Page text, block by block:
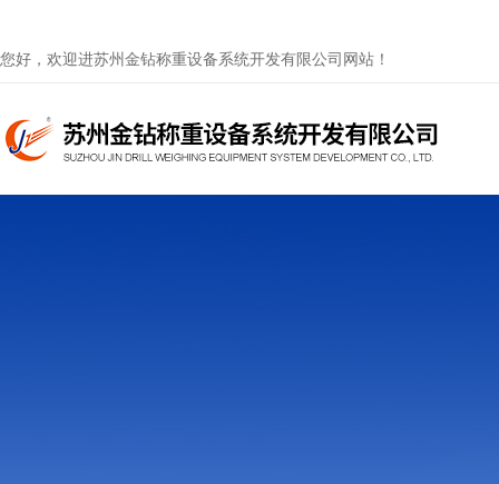
您好，欢迎进苏州金钻称重设备系统开发有限公司网站！